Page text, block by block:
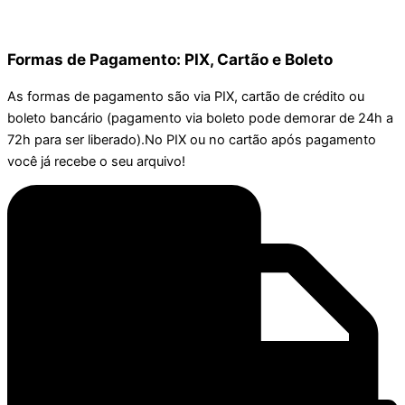
Formas de Pagamento: PIX, Cartão e Boleto
As formas de pagamento são via PIX, cartão de crédito ou
boleto bancário (pagamento via boleto pode demorar de 24h a
72h para ser liberado).No PIX ou no cartão após pagamento
você já recebe o seu arquivo!